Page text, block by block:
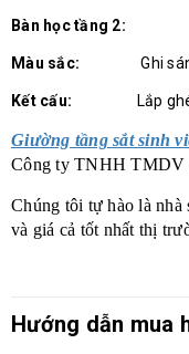
Bàn học tầng 2:
Màu sắc: Ghi
Kết cấu: Lắp ghép
Giường tầng sắt sinh
Công ty TNHH TMDV
Chúng tôi tự hào là nhà
và giá cả tốt nhất thị
Hướng dẫn mua